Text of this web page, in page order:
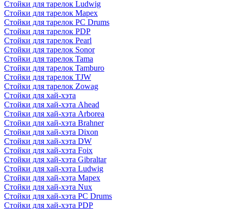
Стойки для тарелок Ludwig
Стойки для тарелок Mapex
Стойки для тарелок PC Drums
Стойки для тарелок PDP
Стойки для тарелок Pearl
Стойки для тарелок Sonor
Стойки для тарелок Tama
Стойки для тарелок Tamburo
Стойки для тарелок TJW
Стойки для тарелок Zowag
Стойки для хай-хэта
Стойки для хай-хэта Ahead
Стойки для хай-хэта Arborea
Стойки для хай-хэта Brahner
Стойки для хай-хэта Dixon
Стойки для хай-хэта DW
Стойки для хай-хэта Foix
Стойки для хай-хэта Gibraltar
Стойки для хай-хэта Ludwig
Стойки для хай-хэта Mapex
Стойки для хай-хэта Nux
Стойки для хай-хэта PC Drums
Стойки для хай-хэта PDP